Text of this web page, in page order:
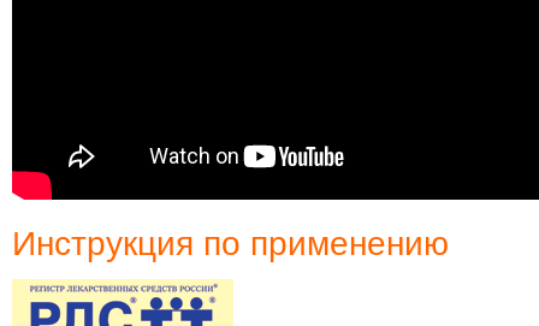
Инструкция по применению